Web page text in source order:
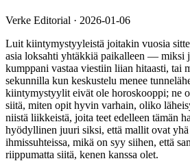
Verke Editorial · 2026-01-06
Luit kiintymystyyleistä joitakin vuosia
asia loksahti yhtäkkiä paikalleen — miksi
kumppani vastaa viestiin liian hitaasti, tai
sekunnilla kun keskustelu menee
kiintymystyylit eivät ole horoskooppi; ne
siitä, miten opit hyvin varhain, oliko
niistä liikkeistä, joita teet edelleen tämän
hyödyllinen juuri siksi, että mallit ovat
ihmissuhteissa, mikä on syy siihen, että
riippumatta siitä, kenen kanssa olet.